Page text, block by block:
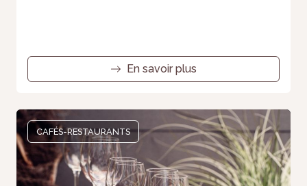
En savoir plus
CAFÉS-RESTAURANTS